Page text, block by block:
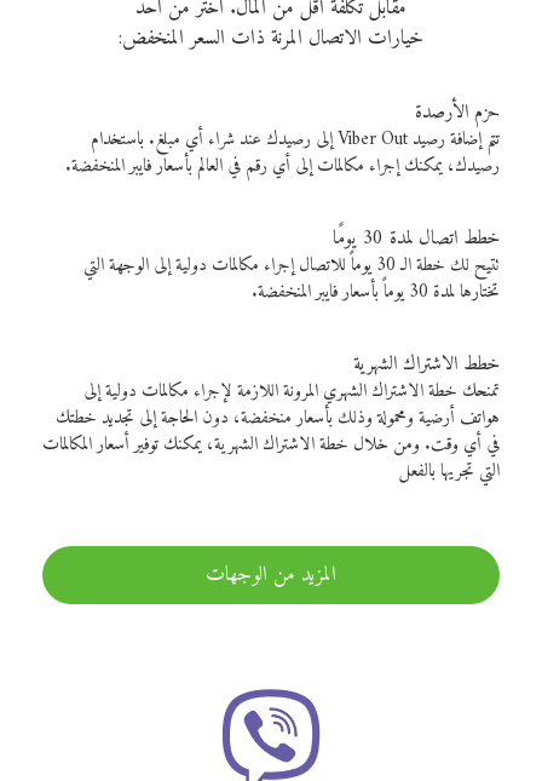
مقابل تكلفة أقل من المال. اختر من أحد
خيارات الاتصال المرنة ذات السعر المنخفض:
حزم الأرصدة
تتم إضافة رصيد Viber Out إلى رصيدك عند شراء أي مبلغ. باستخدام
رصيدك، يمكنك إجراء مكالمات إلى أي رقم في العالم بأسعار فايبر المنخفضة.
خطط اتصال لمدة 30 يومًا
تتيح لك خطة الـ 30 يوماً للاتصال إجراء مكالمات دولية إلى الوجهة التي
تختارها لمدة 30 يوماً بأسعار فايبر المنخفضة.
خطط الاشتراك الشهرية
تمنحك خطة الاشتراك الشهري المرونة اللازمة لإجراء مكالمات دولية إلى
هواتف أرضية ومحمولة وذلك بأسعار منخفضة، دون الحاجة إلى تجديد خطتك
في أي وقت. ومن خلال خطة الاشتراك الشهرية، يمكنك توفير أسعار المكالمات
التي تجريها بالفعل
المزيد من الوجهات